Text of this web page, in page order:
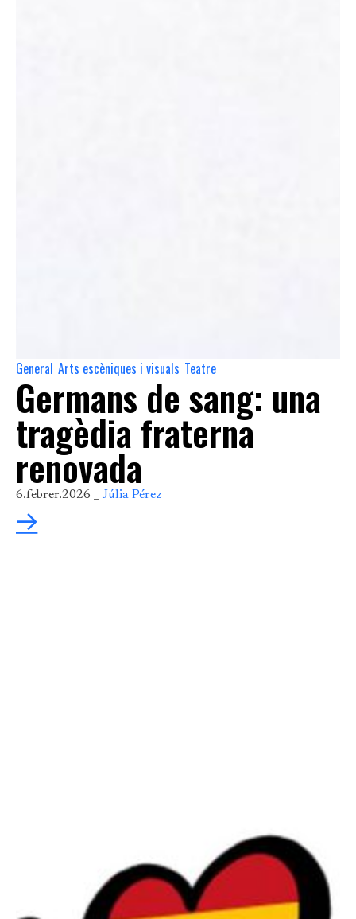
General Arts escèniques i visuals Teatre
Germans de sang: una
tragèdia fraterna
renovada
6.febrer.2026 _ Júlia Pérez